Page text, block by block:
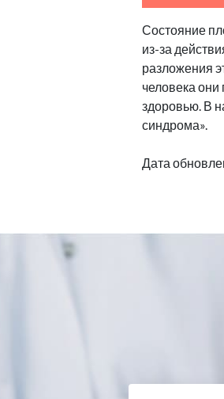
Состояние
из-за
разложения
человека
здоровью. В
синдрома».
Дата